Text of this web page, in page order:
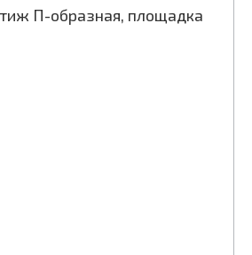
П-образная, площадка